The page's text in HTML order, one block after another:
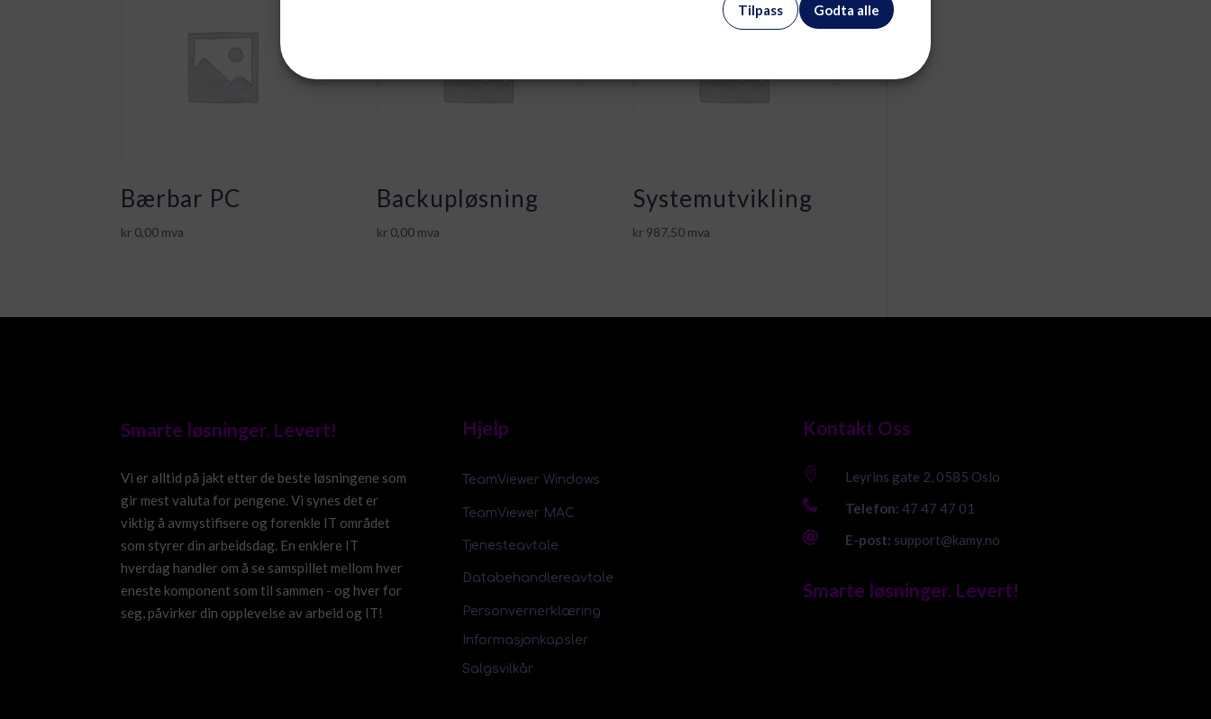
Godta alle
Tilpass
Bærbar PC
kr 0,00 mva
Backupløsning
kr0,00 mva
Systemutvikling
kr987,50 mva
Smarte løsninger. Levert!
Vi er alltid på jakt etter de beste løsningene som
gir mest valuta for pengene. Vi synes det er
viktig å avmystifisere og forenkle IT området
som styrer din arbeidsdag. En enklere IT
hverdag handler om å se samspillet mellom hver
eneste komponent som til sammen - og hver for
seg, påvirker din opplevelse av arbeid og IT!
Hjelp
TeamViewer Windows
TeamViewer MAC
Tjenesteavtale
Databehandlereavtale
Personvernerklæring
Informasjonkapsler
Salgsvilkår
Kontakt Oss
 Leyrins gate 2, 0585 Oslo
 Telefon: 47 47 47 01

E-post: support@kamy.no
Smarte løsninger. Levert!